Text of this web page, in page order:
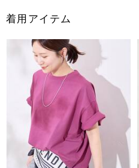
着用アイテム